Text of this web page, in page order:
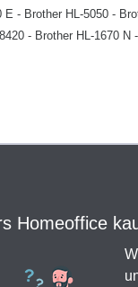
E - Brother HL-5050 -
- Brother HL-1670
Homeoffice